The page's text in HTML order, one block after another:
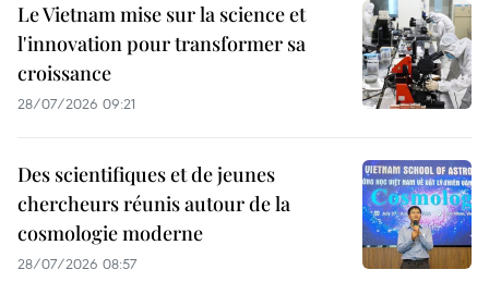
Le Vietnam mise sur la science et
l'innovation pour transformer sa
croissance
28/07/2026 09:21
Des scientifiques et de jeunes
chercheurs réunis autour de la
cosmologie moderne
28/07/2026 08:57